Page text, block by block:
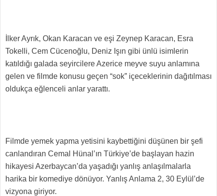
İlker Ayrık, Okan Karacan ve eşi Zeynep Karacan, Esra
Tokelli, Cem Cücenoğlu, Deniz Işın gibi ünlü isimlerin
katıldığı galada seyircilere Azerice meyve suyu anlamına
gelen ve filmde konusu geçen “sok” içeceklerinin dağıtılması
oldukça eğlenceli anlar yarattı.
Filmde yemek yapma yetisini kaybettiğini düşünen bir şefi
canlandıran Cemal Hünal’ın Türkiye’de başlayan hazin
hikayesi Azerbaycan’da yaşadığı yanlış anlaşılmalarla
harika bir komediye dönüyor. Yanlış Anlama 2, 30 Eylül’de
vizyona giriyor.